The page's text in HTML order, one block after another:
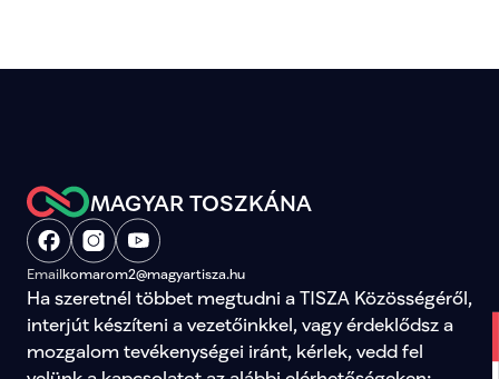
MAGYAR TOSZKÁNA
Emailkomarom2@magyartisza.hu
Ha szeretnél többet megtudni a TISZA Közösségéről,
interjút készíteni a vezetőinkkel, vagy érdeklődsz a
mozgalom tevékenységei iránt, kérlek, vedd fel